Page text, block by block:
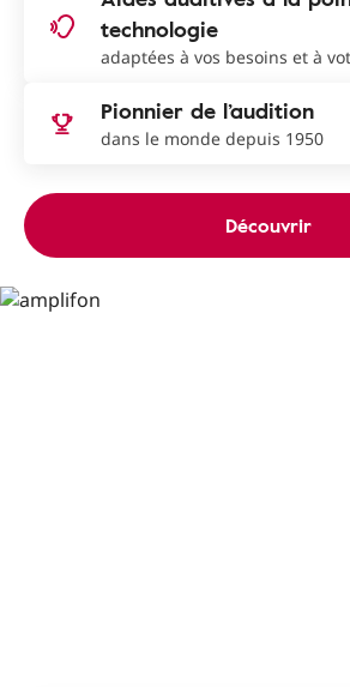
technologie
adaptées à vos besoins et à
Pionnier de l’audition
dans le monde depuis 1950
Découvrir